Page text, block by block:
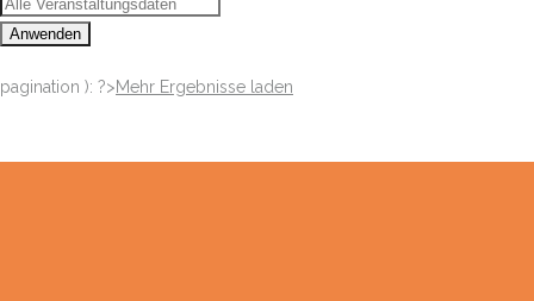
Anwenden
pagination ): ?>Mehr Ergebnisse laden